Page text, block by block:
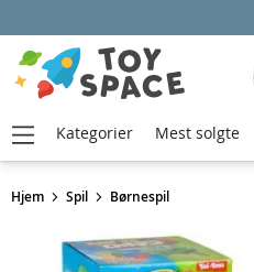
Hjem Spil Børnespil
Kategorier Mest solgte